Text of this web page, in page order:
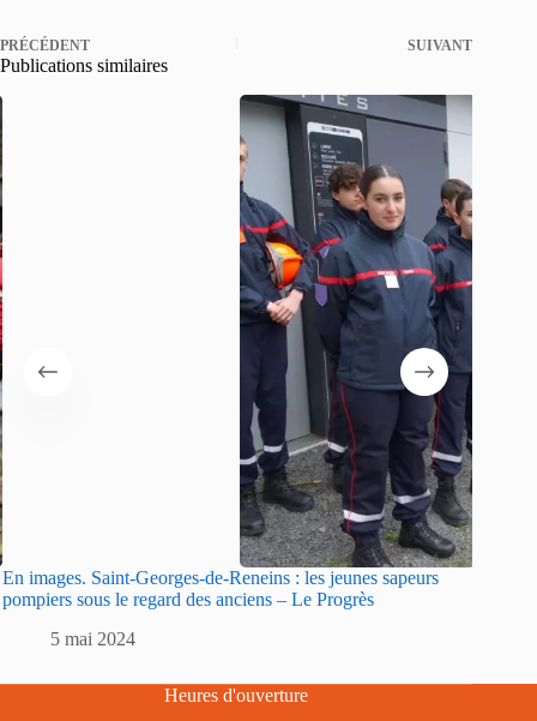
PRÉCÉDENT SUIVANT
Publications similaires
En images. Saint-Georges-de-Reneins : les jeunes sapeurs
pompiers sous le regard des anciens – Le Progrès
5 mai 2024
Heures d'ouverture